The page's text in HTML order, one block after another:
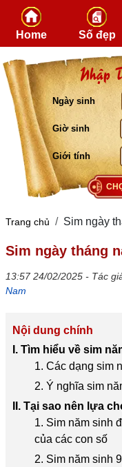
Home Số đẹp
Nhập
Ngày sinh
Giờ sinh
Giới tính
Trang chủ Sim ngày
Sim ngày tháng
13:57 24/02/2025 - Tác
Nam
Nội dung chính
I. Tìm hiểu về sim
1. Các dạng sim
2. Ý nghĩa sim
II. Tại sao nên lựa
1. Sim năm sinh
của các con số
2. Sim năm sinh